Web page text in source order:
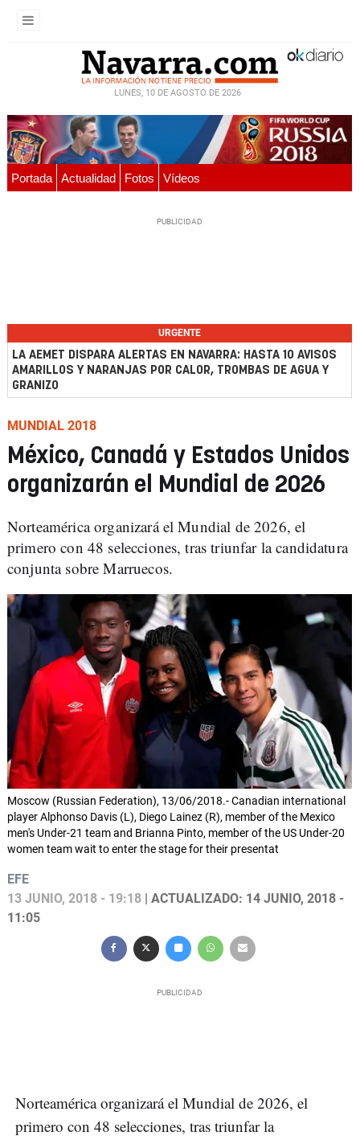
LUNES, 10 DE AGOSTO DE 2026
Portada Actualidad Fotos Vídeos
URGENTE
LA AEMET DISPARA ALERTAS EN NAVARRA: HASTA 10 AVISOS
AMARILLOS Y NARANJAS POR CALOR, TROMBAS DE AGUA Y
GRANIZO
MUNDIAL 2018
México, Canadá y Estados Unidos
organizarán el Mundial de 2026
Norteamérica organizará el Mundial de 2026, el
primero con 48 selecciones, tras triunfar la candidatura
conjunta sobre Marruecos.
Moscow (Russian Federation), 13/06/2018.- Canadian international
player Alphonso Davis (L), Diego Lainez (R), member of the Mexico
men's Under-21 team and Brianna Pinto, member of the US Under-20
women team wait to enter the stage for their presentat
EFE
13 JUNIO, 2018 - 19:18 | ACTUALIZADO: 14 JUNIO, 2018 -
11:05
Norteamérica organizará el Mundial de 2026, el
primero con 48 selecciones, tras triunfar la